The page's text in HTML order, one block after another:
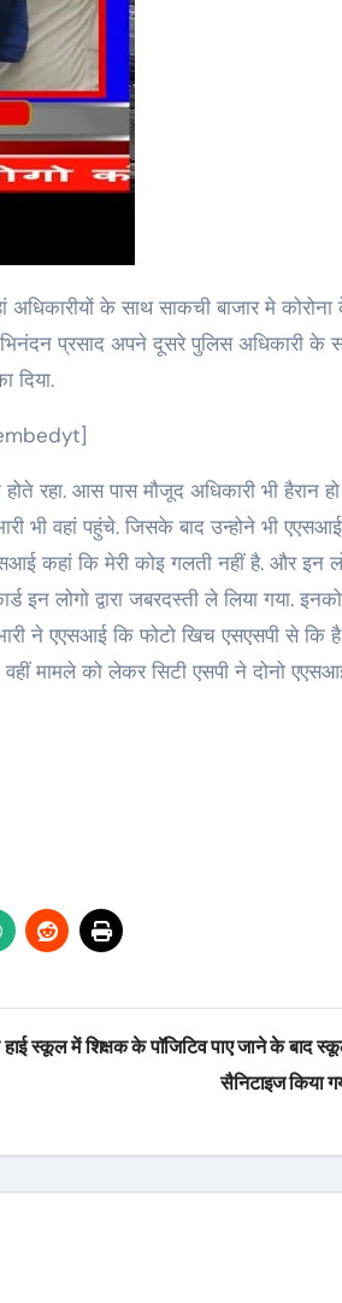
प्रसाद अपने दूसरे पुलिस अधिकारी के
दिया.
रहा. आस पास मौजूद अधिकारी भी हैरान
भी वहां पहुंचे. जिसके बाद उन्होने भी
कहां कि मेरी कोइ गलती नहीं है. और इन
इन लोगो द्वारा जबरदस्ती ले लिया गया.
ने एएसआई कि फोटो खिच एसएसपी से कि
मामले को लेकर सिटी एसपी ने दोनो
स्कूल में शिक्षक के पॉजिटिव पाए जाने के बाद
सैनिटाइज किया